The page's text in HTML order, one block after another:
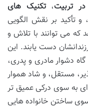
تربیت،تکنیک های
، و تأکید بر نقش الگویی
که می توانند با تلاش و
دست یابند. این
دشوار مادری و پدری،
مستقل، و شاد هموار
ای به سوی درکی عمیق تر
ساختن خانواده هایی